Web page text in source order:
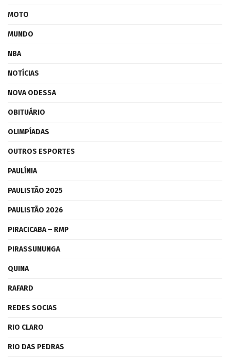
MOTO
MUNDO
NBA
NOTÍCIAS
NOVA ODESSA
OBITUÁRIO
OLIMPÍADAS
OUTROS ESPORTES
PAULÍNIA
PAULISTÃO 2025
PAULISTÃO 2026
PIRACICABA – RMP
PIRASSUNUNGA
QUINA
RAFARD
REDES SOCIAS
RIO CLARO
RIO DAS PEDRAS